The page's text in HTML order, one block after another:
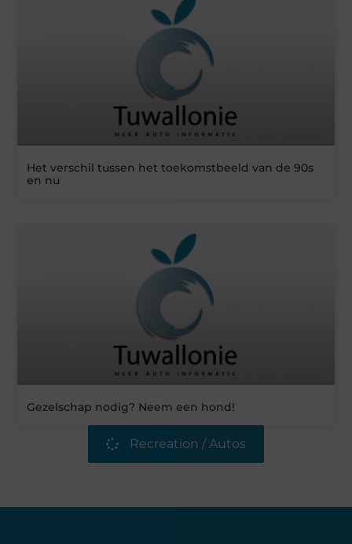
Het verschil tussen het toekomstbeeld van de 90s
en nu
Gezelschap nodig? Neem een hond!
Recreation / Autos